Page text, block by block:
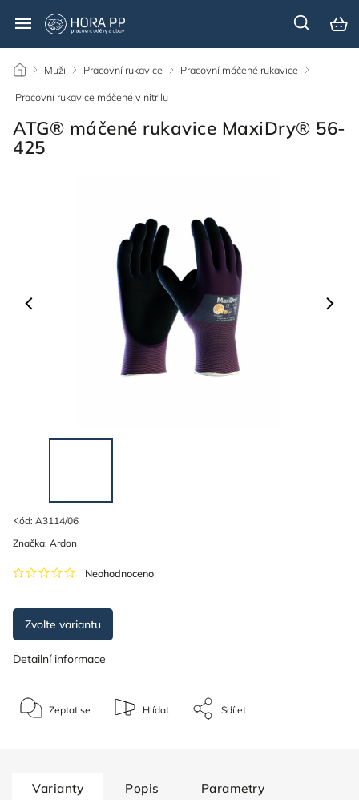
/ Muži / Pracovní rukavice / Pracovní máčené rukavice /
Pracovní rukavice máčené v nitrilu
ATG® máčené rukavice MaxiDry® 56-
425
Kód: A3114/06
Neohodnoceno
Značka: Ardon
Zvolte variantu
Detailní informace
Zeptat se Hlídat Sdílet
Varianty Popis Parametry